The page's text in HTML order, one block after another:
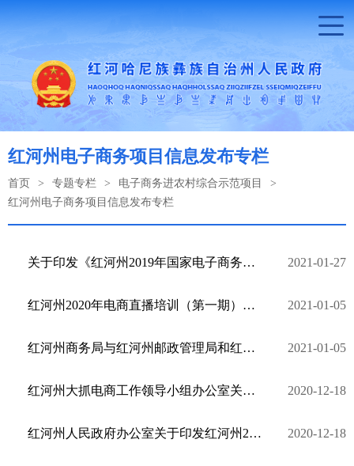
红河州电子商务项目信息发布专栏
首页 > 专题专栏 > 电子商务进农村综合示范项目
>
红河州电子商务项目信息发布专栏
关于印发《红河州2019年国家电子商务进农村综合示范州级统筹项目管理办法（暂行）》等4个管理办法的通 ... 2021-01-27
红河州2020年电商直播培训（第一期）结束 2021-01-05
红河州商务局与红河州邮政管理局和红河州邮政分公司签订战略合作协议 2021-01-05
红河州大抓电商工作领导小组办公室关于印发红河州直播电商发展行动方案（2020年—2022年）的通知 2020-12-18
红河州人民政府办公室关于印发红河州2019年电子商务进农村综合示范项目实施方案的通知 红政办发〔2019 ... 2020-12-18